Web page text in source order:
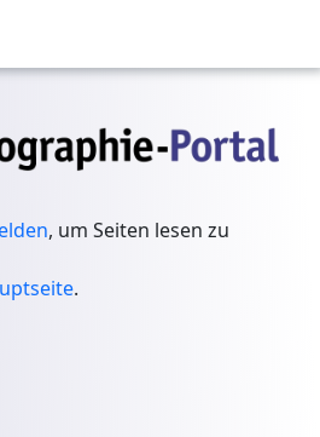
, um Seiten lesen zu
.